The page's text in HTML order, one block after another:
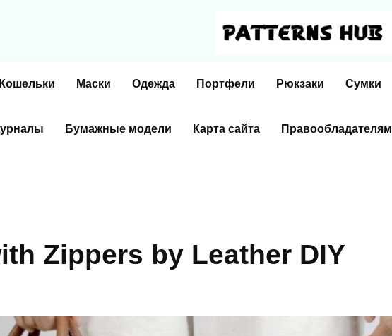
Кошельки Маски Одежда Портфели Рюкзаки Сумки
Бумажные модели Карта сайта Правообладателям
Zippers by Leather DIY